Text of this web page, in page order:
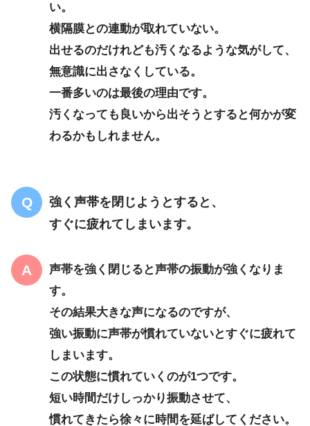
い。
横隔膜との連動が取れていない。
出せるのだけれども汚くなるような気がして、
無意識に出さなくしている。
一番多いのは最後の理由です。
汚くなっても良いから出そうとすると何かが変
わるかもしれません。
強く声帯を閉じようとすると、
すぐに疲れてしまいます。
声帯を強く閉じると声帯の振動が強くなりま
す。
その結果大きな声になるのですが、
強い振動に声帯が慣れていないとすぐに疲れて
しまいます。
この状態に慣れていくのが1つです。
短い時間だけしっかり振動させて、
慣れてきたら徐々に時間を延ばしてください。